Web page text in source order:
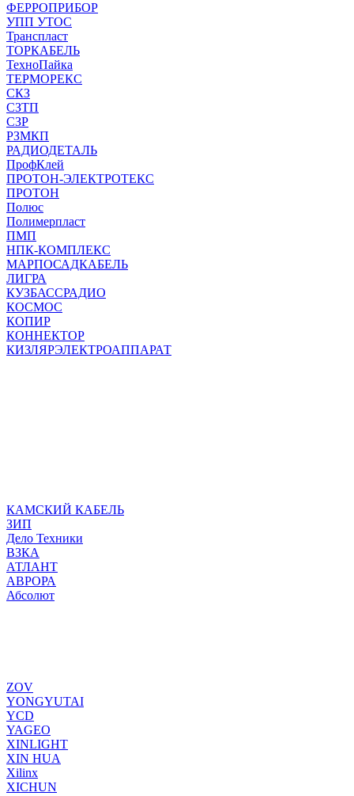
ФЕРРОПРИБОР
УПП УТОС
Транспласт
ТОРКАБЕЛЬ
ТехноПайка
ТЕРМОРЕКС
СКЗ
СЗТП
СЗР
РЗМКП
РАДИОДЕТАЛЬ
ПрофКлей
ПРОТОН-ЭЛЕКТРОТЕКС
ПРОТОН
Полюс
Полимерпласт
ПМП
НПК-КОМПЛЕКС
МАРПОСАДКАБЕЛЬ
ЛИГРА
КУЗБАССРАДИО
КОСМОС
КОПИР
КОННЕКТОР
КИЗЛЯРЭЛЕКТРОАППАРАТ
КАМСКИЙ КАБЕЛЬ
ЗИП
Дело Техники
ВЗКА
АТЛАНТ
АВРОРА
Абсолют
ZOV
YONGYUTAI
YCD
YAGEO
XINLIGHT
XIN HUA
Xilinx
XICHUN